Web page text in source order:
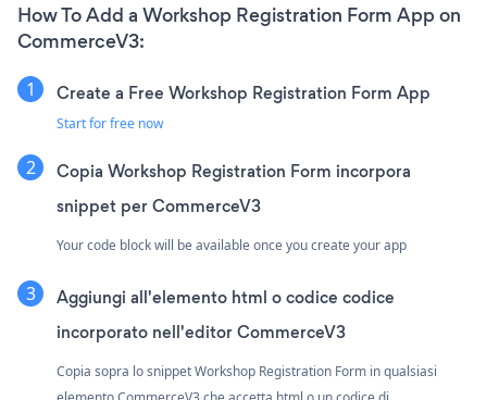
How To Add a Workshop Registration Form App on
CommerceV3:
Create a Free Workshop Registration Form App
Start for free now
Copia Workshop Registration Form incorpora
snippet per CommerceV3
Your code block will be available once you create your app
Aggiungi all'elemento html o codice codice
incorporato nell'editor CommerceV3
Copia sopra lo snippet Workshop Registration Form in qualsiasi